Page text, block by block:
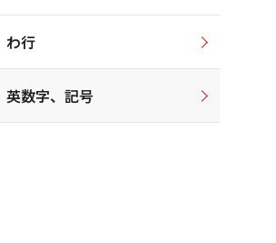
わ行
英数字、記号